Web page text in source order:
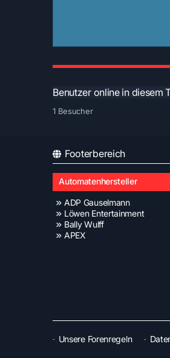
Benutzer online in diesem
1 Besucher
Footerbereich
Automatenhersteller
ADP Gauselmann
Löwen Entertainment
Bally Wulff
APEX
Unsere Forenregeln